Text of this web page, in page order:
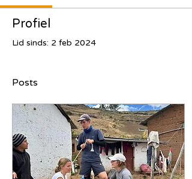
Profiel
Lid sinds: 2 feb 2024
Posts